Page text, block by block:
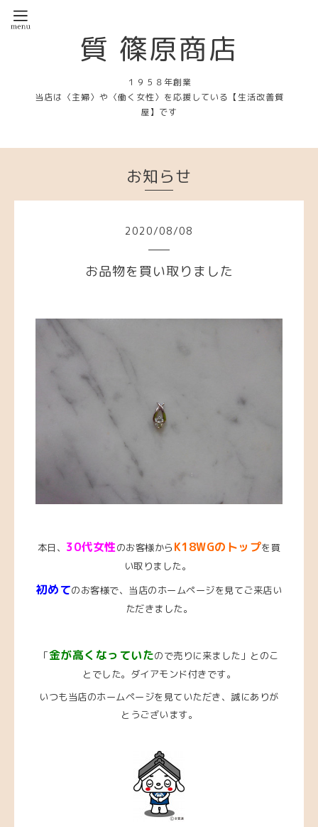
質 篠原商店
１９５８年創業
当店は〈主婦〉や〈働く女性〉を応援している【生活改善質
屋】です
お知らせ
2020/08/08
お品物を買い取りました
本日、 30代女性のお客様から K18WGのトップを買
い取りました。
初めてのお客様で、当店のホームページを見てご来店い
ただきました。
「金が高くなっていたので売りに来ました」とのこ
とでした。ダイアモンド付きです。
いつも当店のホームページを見ていただき、誠にありが
とうございます。